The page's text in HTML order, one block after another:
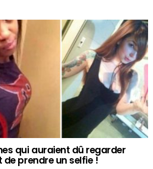
qui auraient dû regarder
prendre un selfie !